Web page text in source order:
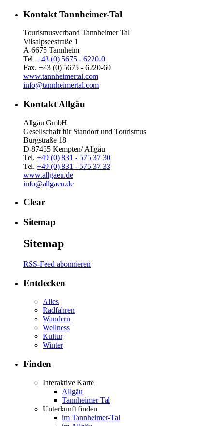
Kontakt Tannheimer-Tal
Tourismusverband Tannheimer Tal
Vilsalpseestraße 1
A-6675 Tannheim
Tel. +43 (0) 5675 - 6220-0
Fax. +43 (0) 5675 - 6220-60
www.tannheimertal.com
info@tannheimertal.com
Kontakt Allgäu
Allgäu GmbH
Gesellschaft für Standort und Tourismus
Burgstraße 18
D-87435 Kempten/ Allgäu
Tel. +49 (0) 831 - 575 37 30
Tel. +49 (0) 831 - 575 37 33
www.allgaeu.de
info@allgaeu.de
Clear
Sitemap
Sitemap
RSS-Feed abonnieren
Entdecken
Alles
Radfahren
Wandern
Wellness
Kultur
Winter
Finden
Interaktive Karte
Allgäu
Tannheimer Tal
Unterkunft finden
im Tannheimer-Tal